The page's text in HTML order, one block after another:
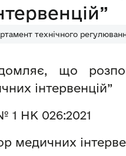
технічного
що
інтервенцій”
1 НК 026:2021
медичних